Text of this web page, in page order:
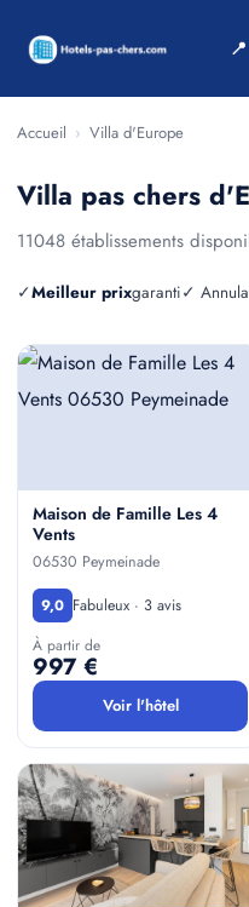
Accueil › Villa d'Europe
Villa pas chers
11048 établissements
✓Meilleur prixgaranti✓
Maison de Famille Les 4
Vents
06530 Peymeinade
9,0 Fabuleux · 3 avis
À partir de
997 €
Voir l'hôtel